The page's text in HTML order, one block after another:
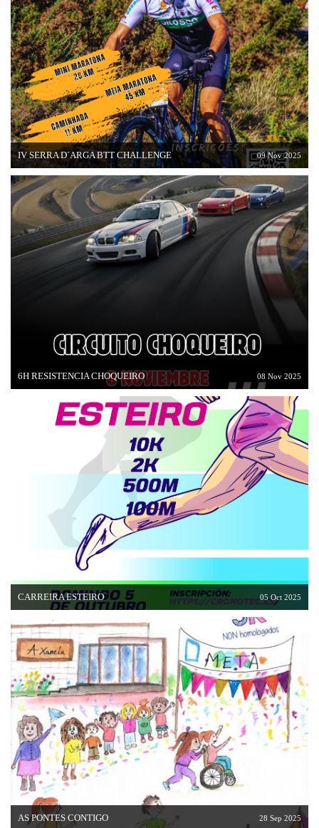
IV SERRA D´ARGA BTT CHALLENGE 09 Nov 2025
6H RESISTENCIA CHOQUEIRO 08 Nov 2025
CARREIRA ESTEIRO 05 Oct 2025
AS PONTES CONTIGO 28 Sep 2025